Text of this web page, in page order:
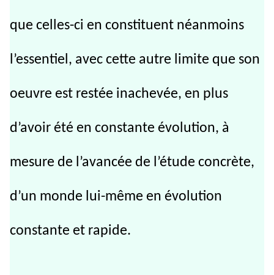
que celles-ci en constituent néanmoins
l’essentiel, avec cette autre limite que son
oeuvre est restée inachevée, en plus
d’avoir été en constante évolution, à
mesure de l’avancée de l’étude concrète,
d’un monde lui-même en évolution
constante et rapide.